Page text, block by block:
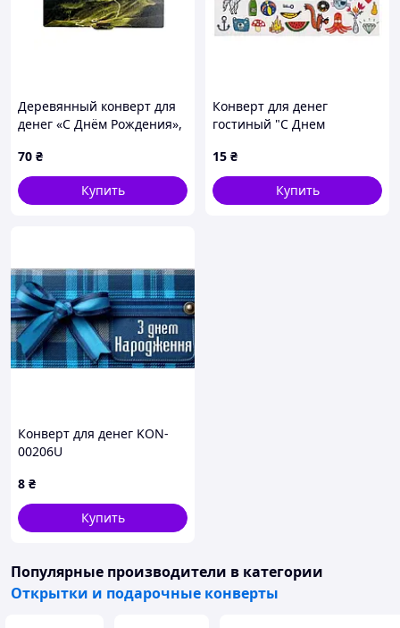
Деревянный конверт для
денег «С Днём Рождения»,
70 ₴
Купить
Конверт для денег
гостиный "С Днем
15 ₴
Купить
Конверт для денег KON-
00206U
8 ₴
Купить
Популярные производители в категории
Открытки и подарочные конверты